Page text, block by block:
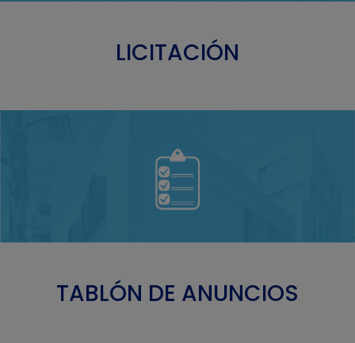
LICITACIÓN
TABLÓN DE ANUNCIOS